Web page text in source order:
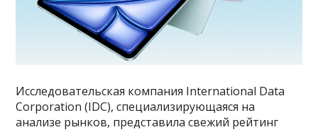
Исследовательская компания International Data
Corporation (IDC), специализирующаяся на
анализе рынков, представила свежий рейтинг